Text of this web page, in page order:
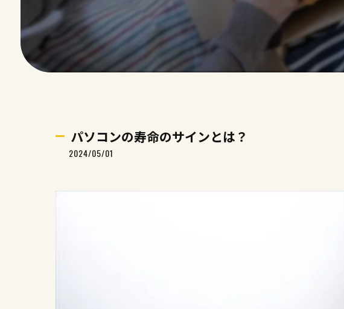
パソコンの寿命のサインとは？
2024/05/01